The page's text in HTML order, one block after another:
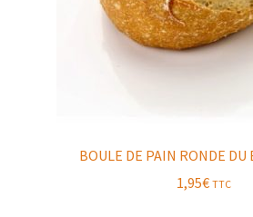
BOULE DE PAIN RONDE DU
1,95€ TTC